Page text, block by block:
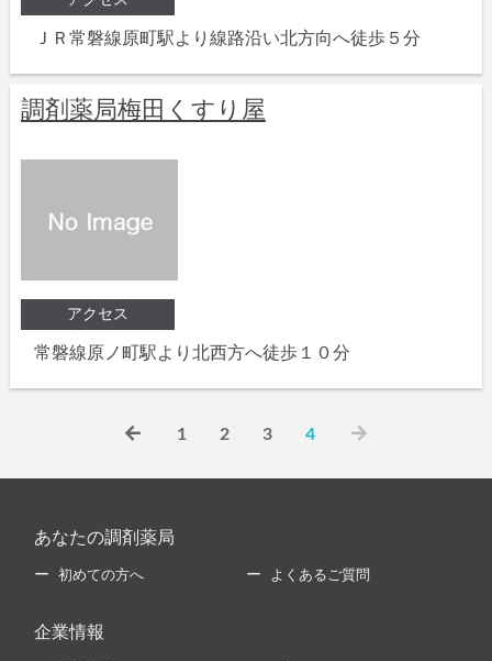
ＪＲ常磐線原町駅より線路沿い北方向へ徒歩５分
調剤薬局梅田くすり屋
アクセス
常磐線原ノ町駅より北西方へ徒歩１０分
1 2 3 4
あなたの調剤薬局
初めての方へ よくあるご質問
企業情報